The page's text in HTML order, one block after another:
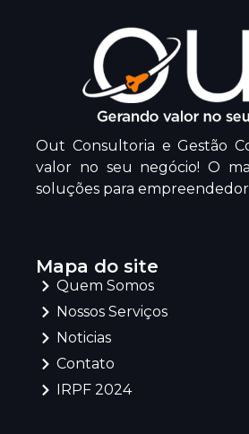
Out Consultoria e Gestão
valor no seu negócio! O
soluções para
Mapa do site
Quem Somos
Nossos Serviços
Noticias
Contato
IRPF 2024